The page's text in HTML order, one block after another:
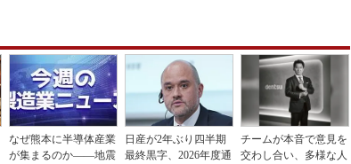
なぜ熊本に半導体産業
が集まるのか――地震
日産が2年ぶり四半期
最終黒字、2026年度通
チームが本音で意見を
交わし合い、多様な人